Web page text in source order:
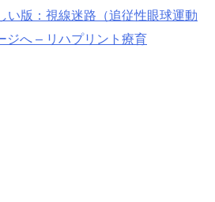
い版：視線迷路（追従性眼球運動
ジへ – リハプリント療育